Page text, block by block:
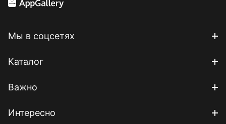
Мы в соцсетях
Каталог
Важно
Интересно